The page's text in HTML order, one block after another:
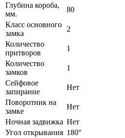
Глубина короба,
мм.
80
Класс основного
замка
2
Количество
притворов
1
Количество
замков
1
Сейфовое
запирание
Нет
Поворотник на
замке
Нет
Ночная задвижка Нет
Угол открывания 180°